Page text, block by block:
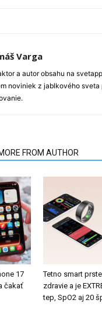
Varga
a autor obsahu na
noviniek z jablkového
FROM AUTHOR
17
čakať
Tetno smart
zdravie a je
tep, SpO2 aj 20